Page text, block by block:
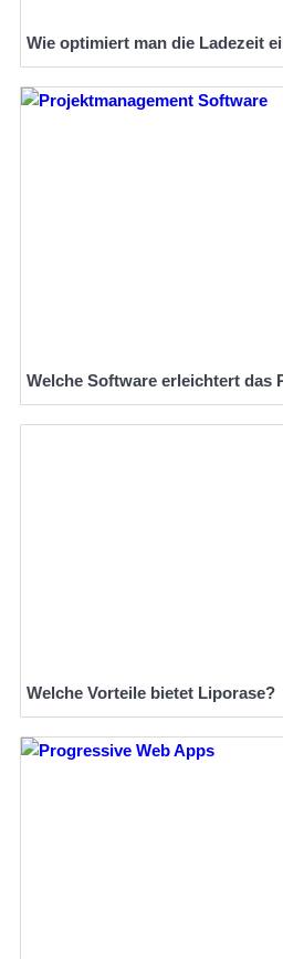
Wie optimiert man die Ladezeit
Welche Software erleichtert das
Welche Vorteile bietet Liporase?